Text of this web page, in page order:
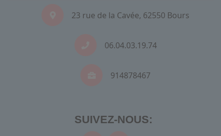
23 rue de la Cavée, 62550 Bours
06.04.03.19.74
914878467
SUIVEZ-NOUS: